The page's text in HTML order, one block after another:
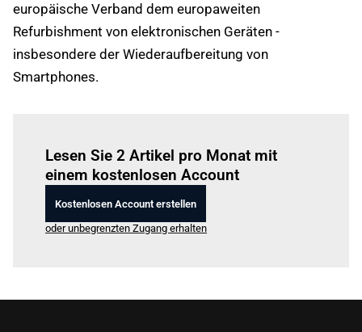
europäische Verband dem europaweiten
Refurbishment von elektronischen Geräten -
insbesondere der Wiederaufbereitung von
Smartphones.
Lesen Sie 2 Artikel pro Monat mit
einem kostenlosen Account
Kostenlosen Account erstellen
oder unbegrenzten Zugang erhalten